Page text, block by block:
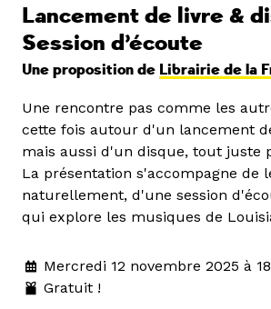
Lancement de livre &
Session d’écoute
Une proposition de Librairie de la
Une rencontre pas comme les
cette fois autour d'un lancement
mais aussi d'un disque, tout juste
La présentation s'accompagne de
naturellement, d'une session
qui explore les musiques de
Mercredi 12 novembre 2025 à
Gratuit !